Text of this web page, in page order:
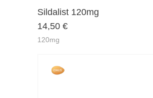
Sildalist 120mg
14,50 €
120mg